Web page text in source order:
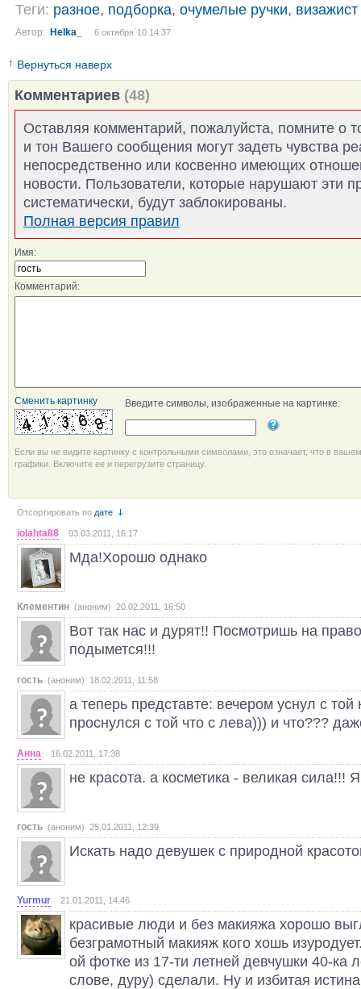
Теги: разное, подборка, очумелые ручки, визажист
Автор: Helka_ 6 октября´10 14:37
↑ Вернуться наверх
Комментариев (48)
Оставляя комментарий, пожалуйста, помните о
и тон Вашего сообщения могут задеть чувства
непосредственно или косвенно имеющих
новости. Пользователи, которые нарушают эти
систематически, будут заблокированы.
Полная версия правил
Имя:
Комментарий:
Сменить картинку Введите символы, изображенные на картинке:
Если вы не видите картинку с контрольными символами, это означает, что в
графики. Включите ее и перегрузите страницу.
Отсортировать по дате
iolahta88 03.03.2011, 16:17
Мда!Хорошо однако
Клементин (аноним) 20.02.2011, 16:50
Вот так нас и дурят!! Посмотришь на
подымется!!!
гость (аноним) 18.02.2011, 11:58
а теперь представте: вечером уснул с той
проснулся с той что с лева))) и что???
Анна 16.02.2011, 17:38
не красота. а косметика - великая сила!!!
гость (аноним) 25.01.2011, 12:39
Искать надо девушек с природной
Yurmur 21.01.2011, 14:46
красивые люди и без макияжа хорошо
безграмотный макияж кого хошь
ой фотке из 17-ти летней девчушки 40-ка
слове, дуру) сделали. Ну и избитая